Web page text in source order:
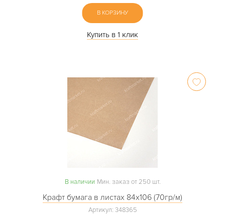
В КОРЗИНУ
Купить в 1 клик
В наличии Мин. заказ от 250 шт.
Крафт бумага в листах 84х106 (70гр/м)
Артикул: 348365